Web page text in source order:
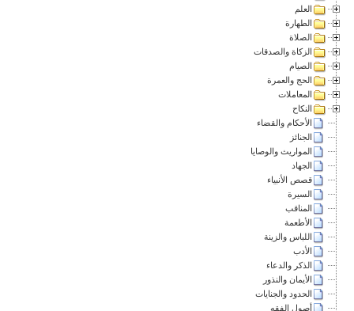
العلم
الطهارة
الصلاة
الزكاة والصدقات
الصيام
الحج والعمرة
المعاملات
النكاح
الأحكام والقضاء
الجنائز
المواريث والوصايا
الجهاد
قصص الأنبياء
السيرة
المناقب
الأطعمة
اللباس والزينة
الأدب
الذكر والدعاء
الأيمان والنذور
الحدود والجنايات
أصول الفقه